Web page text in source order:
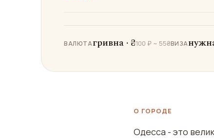
ВАЛЮТАгривна · ₴100 ₽ ~ 55₴ВИЗА
О ГОРОДЕ
Одесса - это